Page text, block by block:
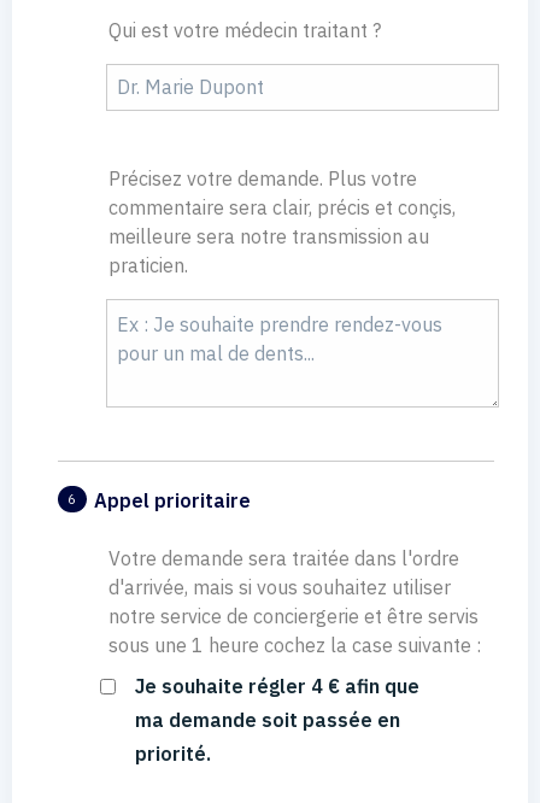
Qui est votre médecin traitant ?
Précisez votre demande. Plus votre
commentaire sera clair, précis et conçis,
meilleure sera notre transmission au
praticien.
6 Appel prioritaire
Votre demande sera traitée dans l'ordre
d'arrivée, mais si vous souhaitez utiliser
notre service de conciergerie et être servis
sous une 1 heure cochez la case suivante :
Je souhaite régler 4 € afin que
ma demande soit passée en
priorité.